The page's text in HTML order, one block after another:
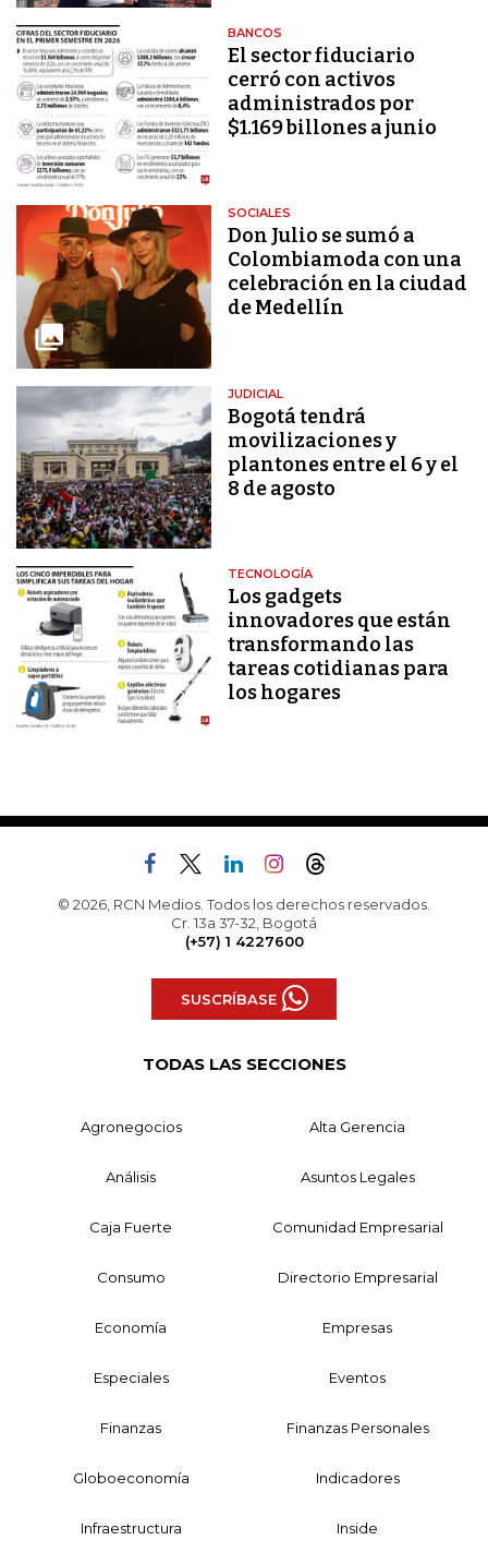
BANCOS
El sector fiduciario
cerró con activos
administrados por
$1.169 billones a junio
SOCIALES
Don Julio se sumó a
Colombiamoda con una
celebración en la ciudad
de Medellín
JUDICIAL
Bogotá tendrá
movilizaciones y
plantones entre el 6 y el
8 de agosto
TECNOLOGÍA
Los gadgets
innovadores que están
transformando las
tareas cotidianas para
los hogares
© 2026, RCN Medios. Todos los derechos reservados.
Cr. 13a 37-32, Bogotá
(+57) 1 4227600
SUSCRÍBASE
TODAS LAS SECCIONES
Agronegocios Alta Gerencia
Análisis Asuntos Legales
Caja Fuerte Comunidad Empresarial
Consumo Directorio Empresarial
Economía Empresas
Especiales Eventos
Finanzas Finanzas Personales
Globoeconomía Indicadores
Infraestructura Inside